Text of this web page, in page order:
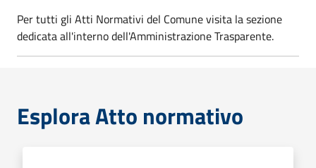
Per tutti gli Atti Normativi del Comune visita la sezione
dedicata all'interno dell'Amministrazione Trasparente.
Esplora Atto normativo